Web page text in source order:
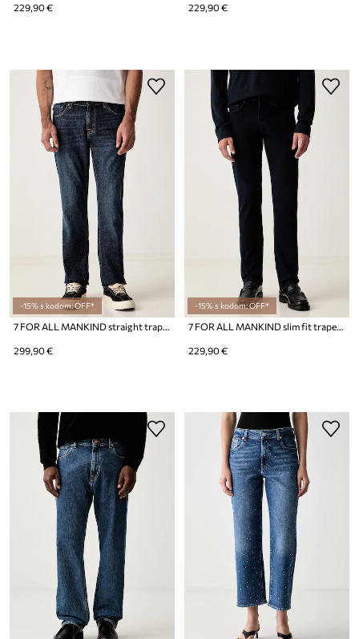
229,90 € 229,90 €
-15% s kodom: OFF*
299,90 €
-15% s kodom: OFF*
229,90 €